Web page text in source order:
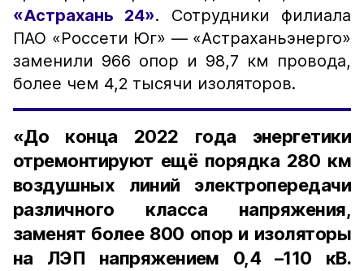
«Астрахань 24». Сотрудники филиала
ПАО «Россети Юг» — «Астраханьэнерго»
заменили 966 опор и 98,7 км провода,
более чем 4,2 тысячи изоляторов.
«До конца 2022 года энергетики
отремонтируют ещё порядка 280 км
воздушных линий электропередачи
различного класса напряжения,
заменят более 800 опор и изоляторы
на ЛЭП напряжением 0,4 –110 кВ.